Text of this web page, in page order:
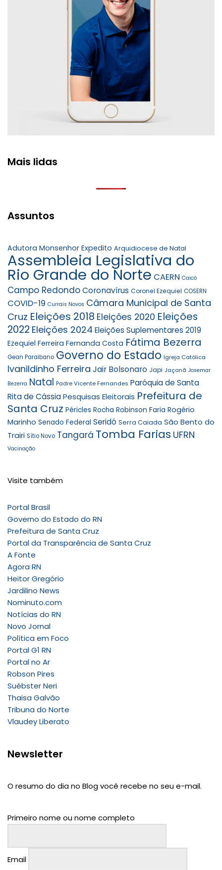
Mais lidas
Assuntos
Adutora Monsenhor Expedito Arquidiocese de Natal
Assembleia Legislativa do
Rio Grande do Norte CAERN Caicó
Campo RedondoCoronavírus Coronel Ezequiel COSERN
COVID-19 Currais Novos Câmara Municipal de Santa
Cruz Eleições 2018 Eleições 2020 Eleições
2022 Eleições 2024 Eleições Suplementares 2019
Ezequiel Ferreira Fernanda Costa Fátima Bezerra
Gean Paraibano Governo do Estado Igreja Católica
Ivanildinho Ferreira Jair Bolsonaro Japi Jaçanã Josemar
Bezerra Natal Padre Vicente Fernandes Paróquia de Santa
Rita de CássiaPesquisas Eleitorais Prefeitura de
Santa Cruz Péricles Rocha Robinson Faria Rogério
Marinho Senado Federal Seridó Serra Caiada São Bento do
Trairi Sítio Novo Tangará Tomba Farias UFRN
Vacinação
Visite também
Portal Brasil
Governo do Estado do RN
Prefeitura de Santa Cruz
Portal da Transparência de Santa Cruz
A Fonte
Agora RN
Heitor Gregório
Jardilino News
Nominuto.com
Notícias do RN
Novo Jornal
Política em Foco
Portal G1 RN
Portal no Ar
Robson Pires
Suébster Neri
Thaisa Galvão
Tribuna do Norte
Vlaudey Liberato
Newsletter
O resumo do dia no Blog você recebe no seu e-mail.
Primeiro nome ou nome completo
Email